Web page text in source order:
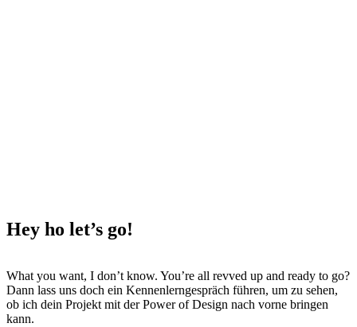
Hey ho let’s go!
What you want, I don’t know. You’re all revved up and ready to go?
Dann lass uns doch ein Kennenlerngespräch führen, um zu sehen,
ob ich dein Projekt mit der Power of Design nach vorne bringen
kann.